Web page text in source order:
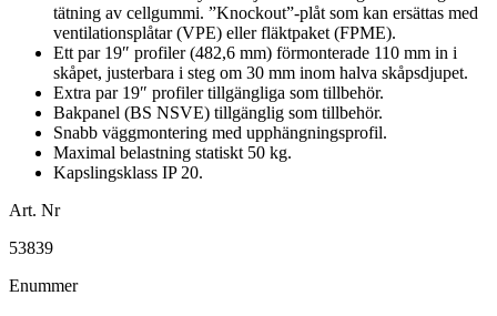
tätning av cellgummi. ”Knockout”-plåt som kan ersättas med
ventilationsplåtar (VPE) eller fläktpaket (FPME).
Ett par 19″ profiler (482,6 mm) förmonterade 110 mm in i
skåpet, justerbara i steg om 30 mm inom halva skåpsdjupet.
Extra par 19″ profiler tillgängliga som tillbehör.
Bakpanel (BS NSVE) tillgänglig som tillbehör.
Snabb väggmontering med upphängningsprofil.
Maximal belastning statiskt 50 kg.
Kapslingsklass IP 20.
Art. Nr
53839
Enummer